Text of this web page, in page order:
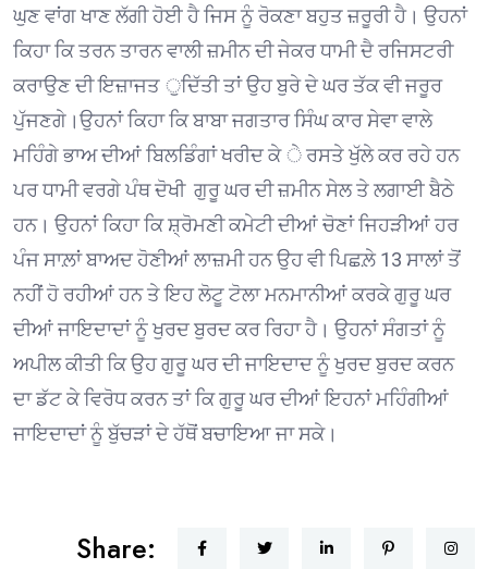
ਘੁਣ ਵਾਂਗ ਖਾਣ ਲੱਗੀ ਹੋਈ ਹੈ ਜਿਸ ਨੂੰ ਰੋਕਣਾ ਬਹੁਤ ਜ਼ਰੂਰੀ ਹੈ। ਉਹਨਾਂ
ਕਿਹਾ ਕਿ ਤਰਨ ਤਾਰਨ ਵਾਲੀ ਜ਼ਮੀਨ ਦੀ ਜੇਕਰ ਧਾਮੀ ਦੈ ਰਜਿਸਟਰੀ
ਕਰਾਉਣ ਦੀ ਇਜ਼ਾਜਤ ੁਦਿੱਤੀ ਤਾਂ ਉਹ ਬੁਰੇ ਦੇ ਘਰ ਤੱਕ ਵੀ ਜਰੂਰ
ਪੁੱਜਣਗੇ।ਉਹਨਾਂ ਕਿਹਾ ਕਿ ਬਾਬਾ ਜਗਤਾਰ ਸਿੰਘ ਕਾਰ ਸੇਵਾ ਵਾਲੇ
ਮਹਿੰਗੇ ਭਾਅ ਦੀਆਂ ਬਿਲਡਿੰਗਾਂ ਖਰੀਦ ਕੇ ੇ ਰਸਤੇ ਖੁੱਲੇ ਕਰ ਰਹੇ ਹਨ
ਪਰ ਧਾਮੀ ਵਰਗੇ ਪੰਥ ਦੋਖੀ ਗੁਰੂ ਘਰ ਦੀ ਜ਼ਮੀਨ ਸੇਲ ਤੇ ਲਗਾਈ ਬੈਠੇ
ਹਨ। ਉਹਨਾਂ ਕਿਹਾ ਕਿ ਸ਼੍ਰੋਮਣੀ ਕਮੇਟੀ ਦੀਆਂ ਚੋਣਾਂ ਜਿਹੜੀਆਂ ਹਰ
ਪੰਜ ਸਾਲ਼ਾਂ ਬਾਅਦ ਹੋਣੀਆਂ ਲਾਜ਼ਮੀ ਹਨ ਉਹ ਵੀ ਪਿਛਲ਼ੇ 13 ਸਾਲਾਂ ਤੋਂ
ਨਹੀਂ ਹੋ ਰਹੀਆਂ ਹਨ ਤੇ ਇਹ ਲੋਟੂ ਟੋਲਾ ਮਨਮਾਨੀਆਂ ਕਰਕੇ ਗੁਰੂ ਘਰ
ਦੀਆਂ ਜਾਇਦਾਦਾਂ ਨੂੰ ਖੁਰਦ ਬੁਰਦ ਕਰ ਰਿਹਾ ਹੈ। ਉਹਨਾਂ ਸੰਗਤਾਂ ਨੂੰ
ਅਪੀਲ ਕੀਤੀ ਕਿ ਉਹ ਗੁਰੂ ਘਰ ਦੀ ਜਾਇਦਾਦ ਨੂੰ ਖੁਰਦ ਬੁਰਦ ਕਰਨ
ਦਾ ਡੱਟ ਕੇ ਵਿਰੋਧ ਕਰਨ ਤਾਂ ਕਿ ਗੁਰੂ ਘਰ ਦੀਆਂ ਇਹਨਾਂ ਮਹਿੰਗੀਆਂ
ਜਾਇਦਾਦਾਂ ਨੂੰ ਬੁੱਚੜਾਂ ਦੇ ਹੱਥੋਂ ਬਚਾਇਆ ਜਾ ਸਕੇ।
Share: